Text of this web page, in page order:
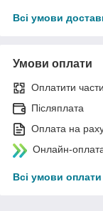
Всі умови
Умови оплати
Оплатити
Післяплата
Оплата на
Онлайн-
Всі умови оплати